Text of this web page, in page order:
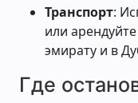
Транспорт:
или
эмирату и в
Где